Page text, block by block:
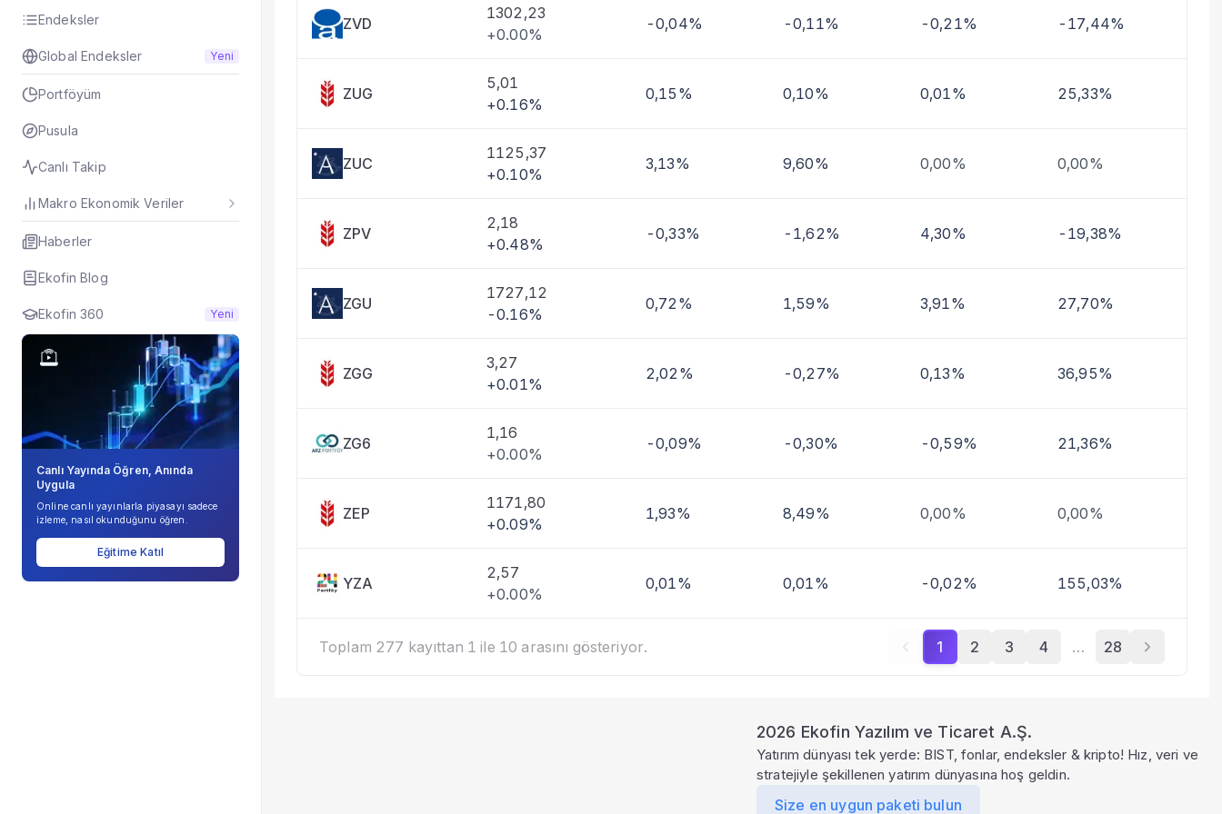
Endeksler
Global Endeksler Yeni
Portföyüm
Pusula
Canlı Takip
Makro Ekonomik Veriler
Haberler
Ekofin Blog
Ekofin 360 Yeni
Canlı Yayında Öğren, Anında
Uygula
Online canlı yayınlarla piyasayı sadece
izleme, nasıl okunduğunu öğren.
Eğitime Katıl
Taşınan Fonlar
Fiyat Endeks Değişimi
ZVD
1302,23
+0.00%
-0,04% -0,11% -0,21% -17,44%
ZUG
5,01
+0.16%
0,15% 0,10% 0,01% 25,33%
ZUC
1125,37
+0.10%
3,13% 9,60% 0,00% 0,00%
ZPV
2,18
+0.48%
-0,33% -1,62% 4,30% -19,38%
ZGU
1727,12
-0.16%
0,72% 1,59% 3,91% 27,70%
ZGG
3,27
+0.01%
2,02% -0,27% 0,13% 36,95%
ZG6
1,16
+0.00%
-0,09% -0,30% -0,59% 21,36%
ZEP
1171,80
+0.09%
1,93% 8,49% 0,00% 0,00%
YZA
2,57
+0.00%
0,01% 0,01% -0,02% 155,03%
Toplam 277 kayıttan 1 ile 10 arasını gösteriyor. 1 2 3 4 … 28
2026 Ekofin Yazılım ve Ticaret A.Ş.
Yatırım dünyası tek yerde: BIST, fonlar, endeksler & kripto! Hız, veri ve
stratejiyle şekillenen yatırım dünyasına hoş geldin.
Size en uygun paketi bulun